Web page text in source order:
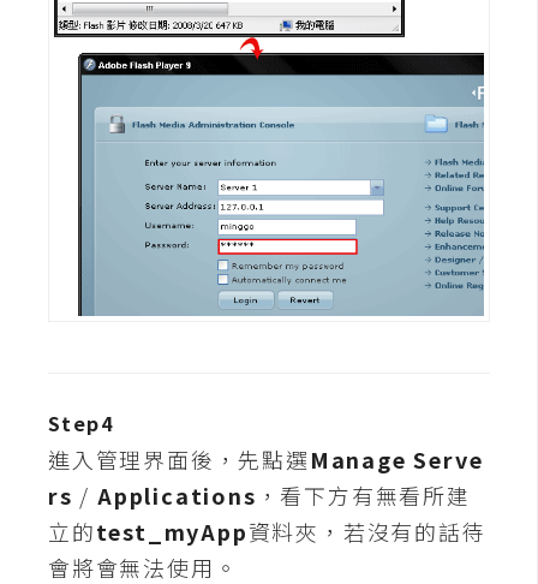
安
W
o
o
C
Step4
進入管理界面後，先點選Manage Serve
rs /Applications ，看下方有無看所建
立的test_myApp資料夾，若沒有的話待
會將會無法使用。